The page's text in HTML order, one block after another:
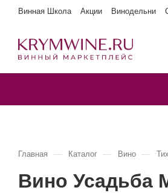
Винная Школа Акции Винодельни
Главная — Каталог — Вино —
Вино